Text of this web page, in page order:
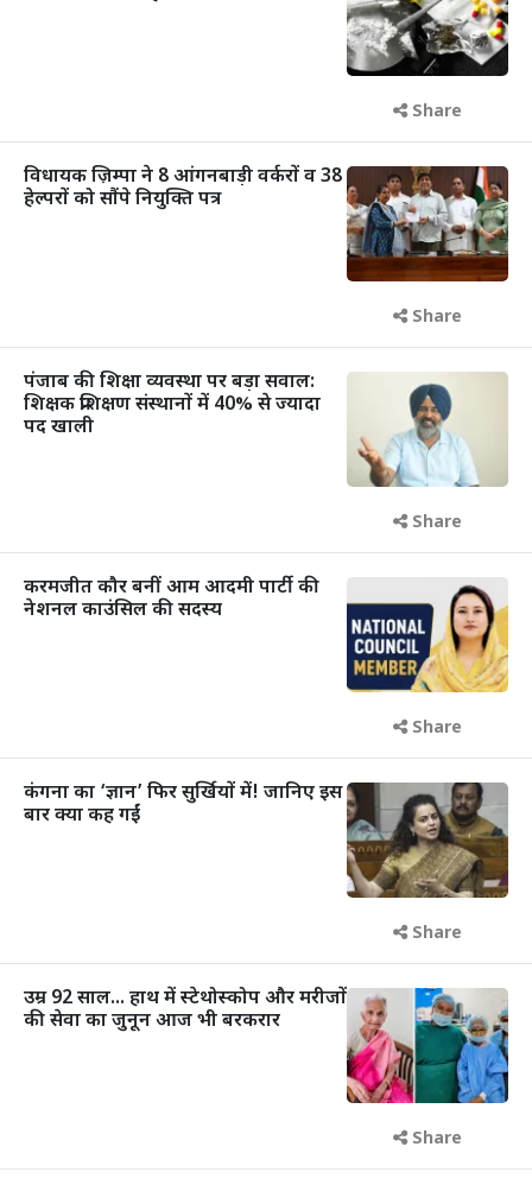
Share
विधायक ज़िम्पा ने 8 आंगनबाड़ी वर्करों व 38
हेल्परों को सौंपे नियुक्ति पत्र
Share
पंजाब की शिक्षा व्यवस्था पर बड़ा सवाल:
शिक्षक प्रशिक्षण संस्थानों में 40% से ज्यादा
पद खाली
Share
करमजीत कौर बनीं आम आदमी पार्टी की
नेशनल काउंसिल की सदस्य
Share
कंगना का ‘ज्ञान’ फिर सुर्खियों में! जानिए इस
बार क्या कह गईं
Share
उम्र 92 साल... हाथ में स्टेथोस्कोप और मरीजों
की सेवा का जुनून आज भी बरकरार
Share